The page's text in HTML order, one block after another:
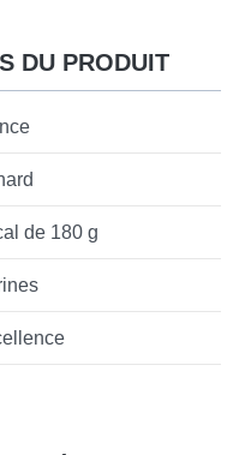
DU PRODUIT
de 180 g